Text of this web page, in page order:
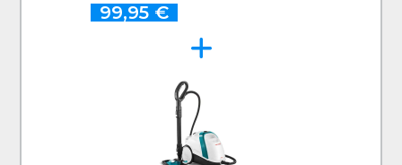
99,95 €